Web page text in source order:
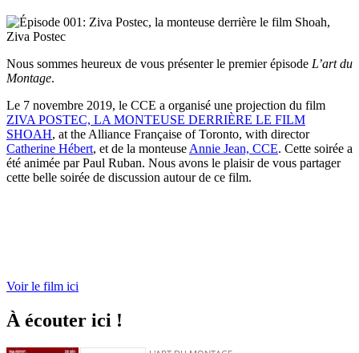
Nous sommes heureux de vous présenter le premier épisode L’art du
Montage.
Le 7 novembre 2019, le CCE a organisé une projection du film
ZIVA POSTEC, LA MONTEUSE DERRIÈRE LE FILM
SHOAH, at the Alliance Française of Toronto, with director
Catherine Hébert, et de la monteuse Annie Jean, CCE. Cette soirée a
été animée par Paul Ruban. Nous avons le plaisir de vous partager
cette belle soirée de discussion autour de ce film.
Voir le film ici
À écouter ici !